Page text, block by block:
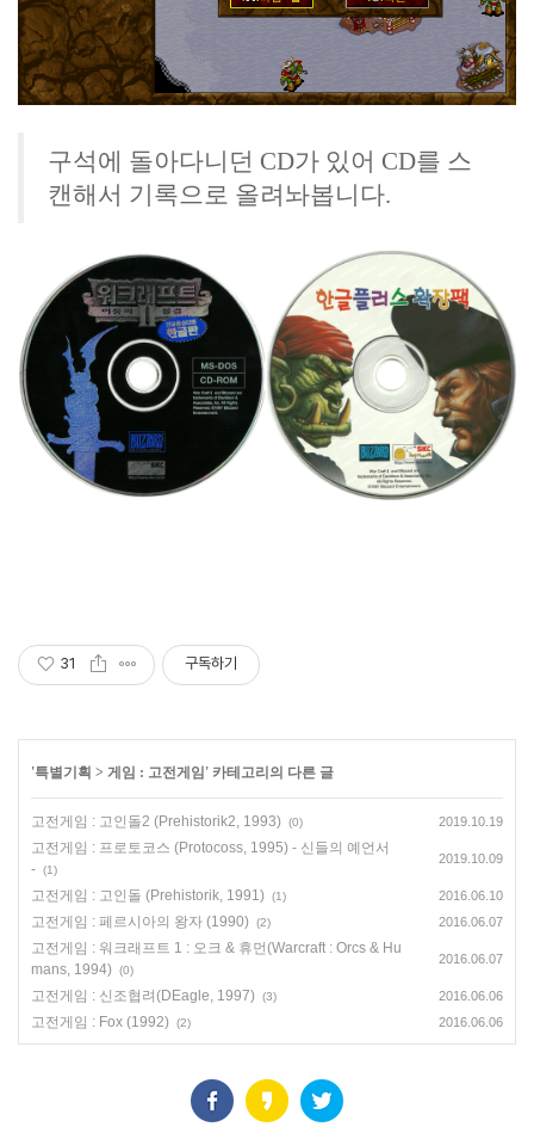
구석에 돌아다니던 CD가 있어 CD를 스
캔해서 기록으로 올려놔봅니다.
31 구독하기
'특별기획 > 게임 : 고전게임 ' 카테고리의 다른 글
고전게임 : 고인돌2 (Prehistorik2, 1993) (0) 2019.10.19
고전게임 : 프로토코스 (Protocoss, 1995) - 신들의 예언서
- (1)
2019.10.09
고전게임 : 고인돌 (Prehistorik, 1991) (1) 2016.06.10
고전게임 : 페르시아의 왕자 (1990) (2) 2016.06.07
고전게임 : 워크래프트 1 : 오크 & 휴먼(Warcraft : Orcs & Hu
mans, 1994) (0)
2016.06.07
고전게임 : 신조협려(DEagle, 1997) (3) 2016.06.06
고전게임 : Fox (1992) (2) 2016.06.06